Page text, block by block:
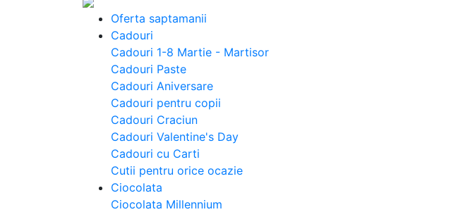
Oferta saptamanii
Cadouri
Cadouri 1-8 Martie - Martisor
Cadouri Paste
Cadouri Aniversare
Cadouri pentru copii
Cadouri Craciun
Cadouri Valentine's Day
Cadouri cu Carti
Cutii pentru orice ocazie
Ciocolata
Ciocolata Millennium